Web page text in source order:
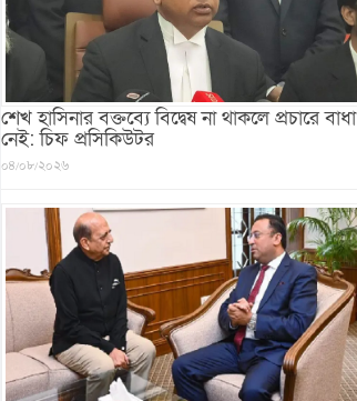
শেখ হাসিনার বক্তব্যে বিদ্বেষ না থাকলে প্রচারে বাধা
নেই: চিফ প্রসিকিউটর
০৪/০৮/২০২৬